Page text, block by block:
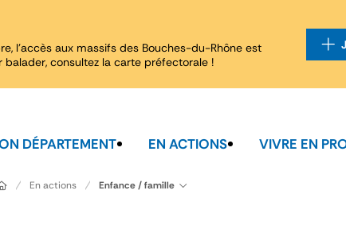
l'accès aux massifs des Bouches-du-Rhône est
balader, consultez la carte préfectorale !
DÉPARTEMENT EN ACTIONS VIVRE EN
En actions
Enfance / famille